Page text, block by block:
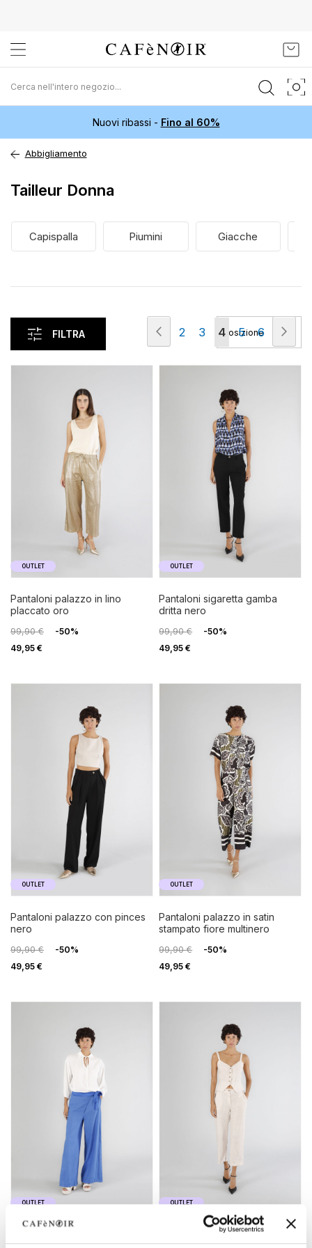
al
contenuto
Nuovi ribassi - Fino al 60%
Abbigliamento
Tailleur Donna
Capispalla Piumini Giacche
FILTRA
OUTLET
pantaloni palazzo in lino
placcato oro
99,90 €
-50%
49,95 €
OUTLET
pantaloni sigaretta gamba
dritta nero
99,90 €
-50%
49,95 €
OUTLET
pantaloni palazzo con pinces
nero
99,90 €
-50%
49,95 €
OUTLET
pantaloni palazzo in satin
stampato fiore multinero
99,90 €
-50%
49,95 €
OUTLET OUTLET
Pagina
Precedente
Pagina
2 Pagina
3 Attualmente
leggendo
la
pagina
4 Pagina
5 Pagina
6